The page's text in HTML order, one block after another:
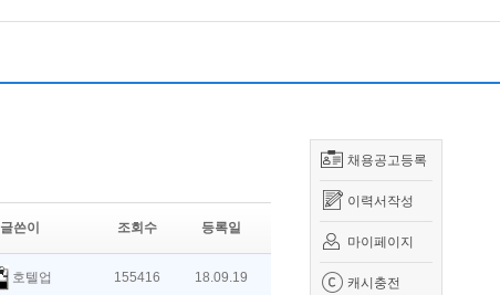
채용공고등록
이력서작성
마이페이지
캐시충전
글쓴이 조회수 등록일
호텔업 155416 18.09.19